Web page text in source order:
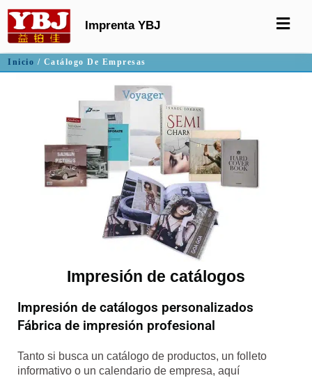
Imprenta YBJ
Inicio / Catálogo De Empresas
Impresión de catálogos
Impresión de catálogos personalizados
Fábrica de impresión profesional
Tanto si busca un catálogo de productos, un folleto
informativo o un calendario de empresa, aquí